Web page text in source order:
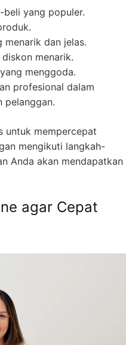
beli yang populer.
menarik dan jelas.
menarik.
menggoda.
profesional dalam
pelanggan.
untuk mempercepat
mengikuti langkah-
Anda akan mendapatkan
agar Cepat